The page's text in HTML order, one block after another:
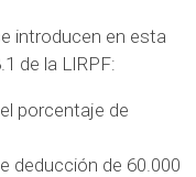
introducen en esta
de la LIRPF:
porcentaje de
deducción de 60.000